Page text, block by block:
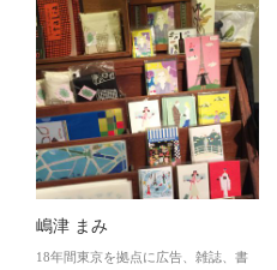
嶋津 まみ
18年間東京を拠点に広告、雑誌、書